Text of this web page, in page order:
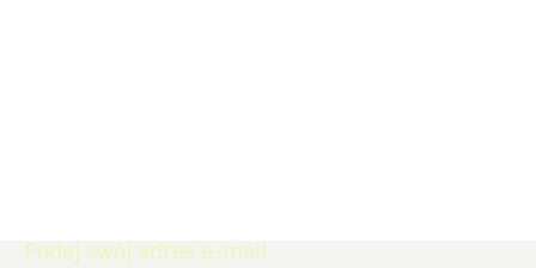
Podaj swój adres e-mail: